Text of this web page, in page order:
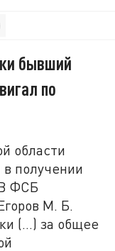
бывший
по
области
получении
В ФСБ
М. Б.
(…) за общее